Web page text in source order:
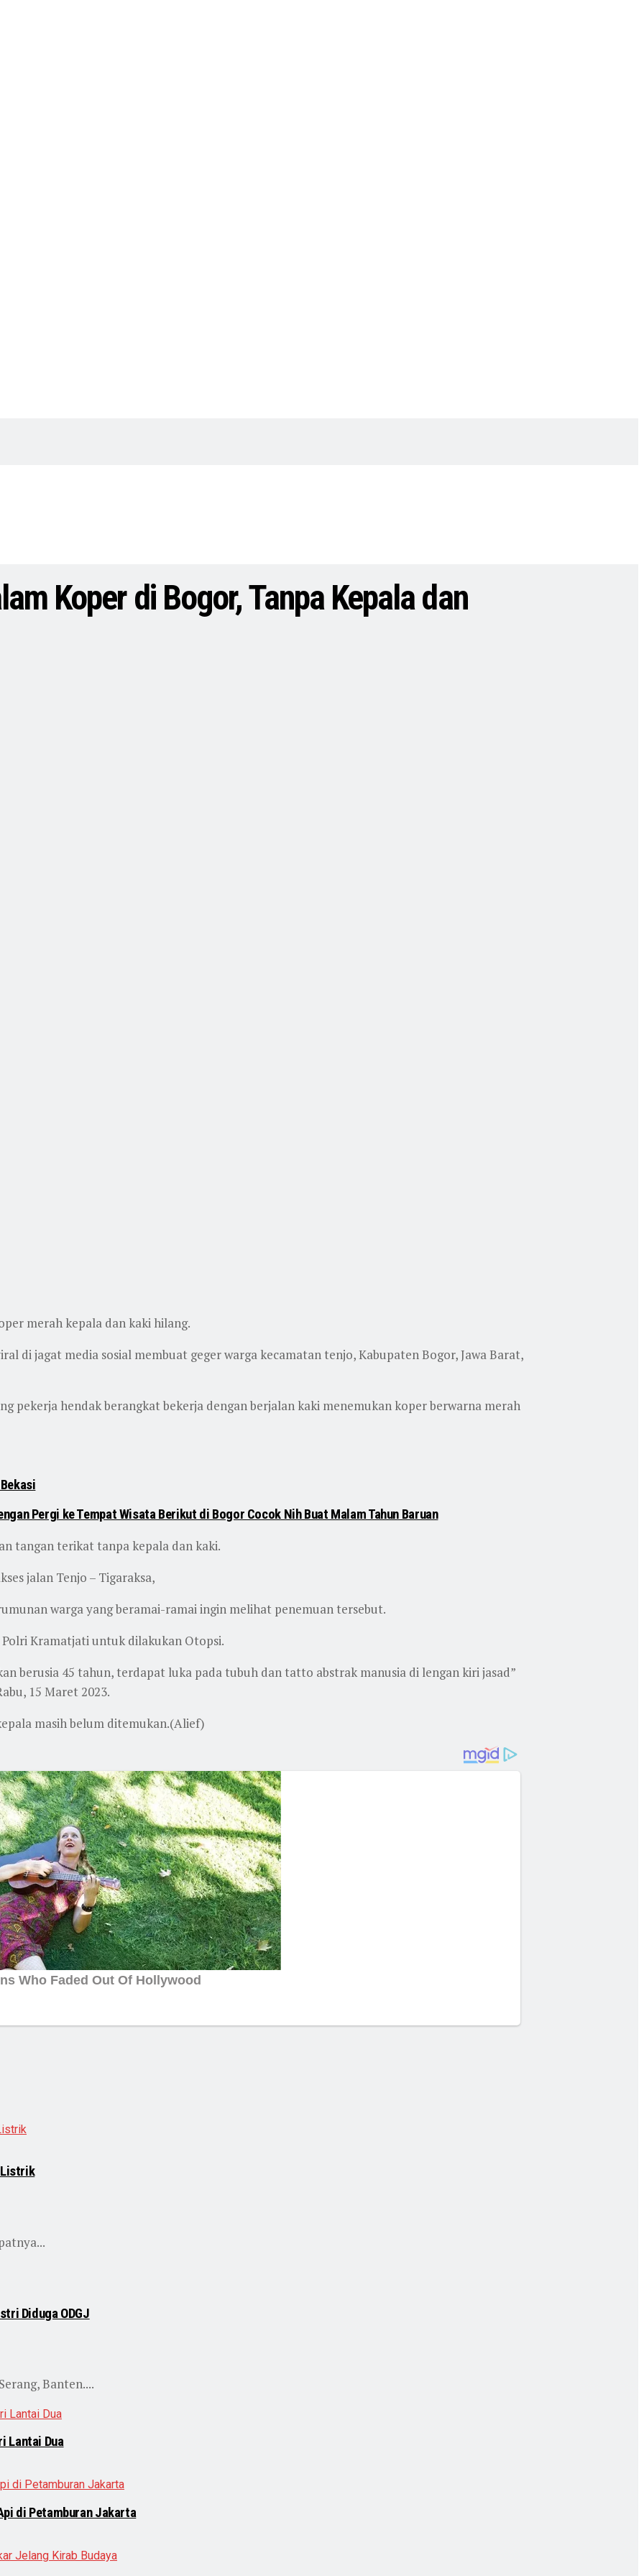
Koper di Bogor, Tanpa Kepala dan
merah kepala dan kaki hilang.
di jagat media sosial membuat geger warga kecamatan tenjo, Kabupaten Bogor, Jawa Barat,
pekerja hendak berangkat bekerja dengan berjalan kaki menemukan koper berwarna merah
Pergi ke Tempat Wisata Berikut di Bogor Cocok Nih Buat Malam Tahun Baruan
tangan terikat tanpa kepala dan kaki.
jalan Tenjo – Tigaraksa,
warga yang beramai-ramai ingin melihat penemuan tersebut.
Kramatjati untuk dilakukan Otopsi.
berusia 45 tahun, terdapat luka pada tubuh dan tatto abstrak manusia di lengan kiri jasad”
15 Maret 2023.
masih belum ditemukan.(Alief)
Listrik
Diduga ODGJ
Banten....
Lantai Dua
di Petamburan Jakarta